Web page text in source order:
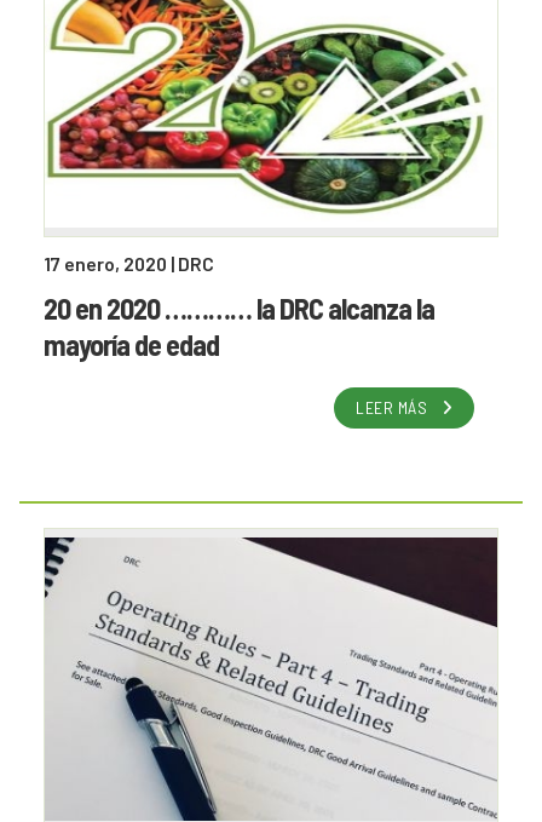
17 enero, 2020 | DRC
20 en 2020 ………… la DRC alcanza la
mayoría de edad
LEER MÁS